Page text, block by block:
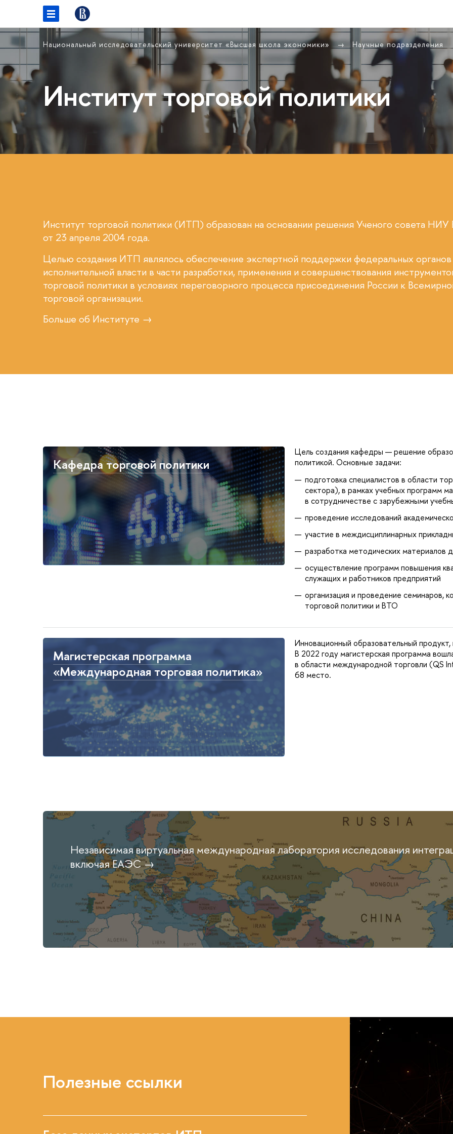
Национальный исследовательский университет «Высшая школа экономики» Научные подразделения
Институт торговой политики
Институт торговой политики (ИТП) образован на основании решения Ученого совета
от 23 апреля 2004 года.
Целью создания ИТП являлось обеспечение экспертной поддержки федеральных органов
исполнительной власти в части разработки, применения и совершенствования
торговой политики в условиях переговорного процесса присоединения России к
торговой организации.
Больше об Институте →
Кафедра торговой политики
Цель создания кафедры — решение
политикой. Основные задачи:
подготовка специалистов в области
сектора), в рамках учебных программ
в сотрудничестве с зарубежными
проведение исследований
участие в междисциплинарных
разработка методических материалов
осуществление программ повышения
служащих и работников предприятий
организация и проведение семинаров,
торговой политики и ВТО
Магистерская программа
«Международная торговая политика»
Инновационный образовательный
В 2022 году магистерская программа
в области международной торговли (QS
68 место.
Независимая виртуальная международная лаборатория исследования
включая ЕАЭС →
Полезные ссылки